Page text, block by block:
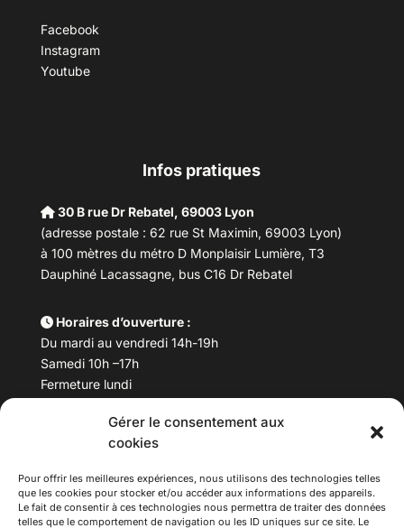
Gérer le consentement aux
cookies
Pour offrir les meilleures expériences, nous utilisons des technologies telles
que les cookies pour stocker et/ou accéder aux informations des appareils.
Le fait de consentir à ces technologies nous permettra de traiter des données
telles que le comportement de navigation ou les ID uniques sur ce site. Le
Facebook
Instagram
Youtube
Infos pratiques
30 B rue Dr Rebatel, 69003 Lyon
(adresse postale : 62 rue St Maximin, 69003 Lyon)
à 100 mètres du métro D Monplaisir Lumière, T3
Dauphiné Lacassagne, bus C16 Dr Rebatel
Horaires d’ouverture :
Du mardi au vendredi 14h-19h
Samedi 10h –17h
Fermeture lundi
Téléphone : 04 78 53 06 40
maisondesculturesasiatiques@asiexpo.com